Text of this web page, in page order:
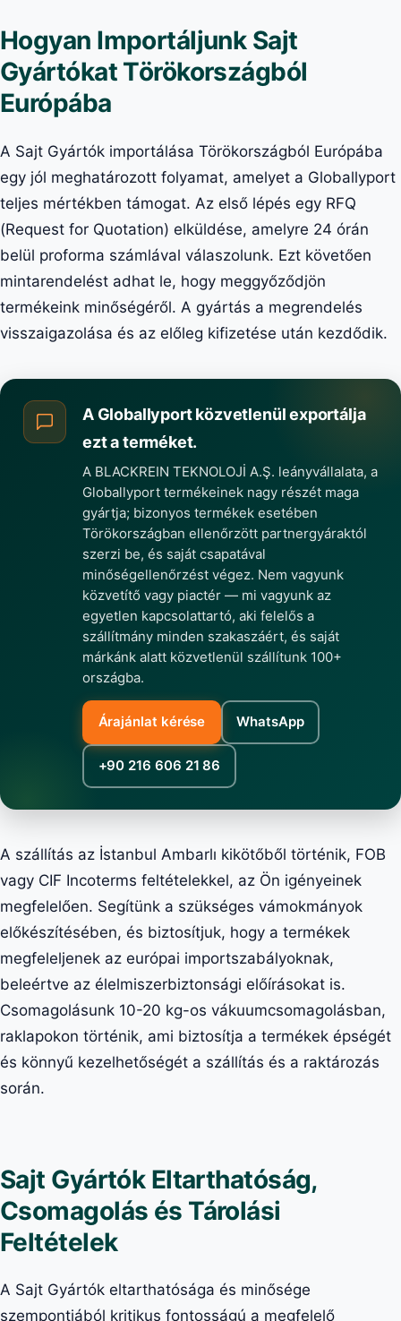
Hogyan Importáljunk Sajt
Gyártókat Törökországból
Európába
A Sajt Gyártók importálása Törökországból Európába
egy jól meghatározott folyamat, amelyet a Globallyport
teljes mértékben támogat. Az első lépés egy RFQ
(Request for Quotation) elküldése, amelyre 24 órán
belül proforma számlával válaszolunk. Ezt követően
mintarendelést adhat le, hogy meggyőződjön
termékeink minőségéről. A gyártás a megrendelés
visszaigazolása és az előleg kifizetése után kezdődik.
A Globallyport közvetlenül exportálja
ezt a terméket.
A BLACKREIN TEKNOLOJİ A.Ş. leányvállalata, a
Globallyport termékeinek nagy részét maga
gyártja; bizonyos termékek esetében
Törökországban ellenőrzött partnergyáraktól
szerzi be, és saját csapatával
minőségellenőrzést végez. Nem vagyunk
közvetítő vagy piactér — mi vagyunk az
egyetlen kapcsolattartó, aki felelős a
szállítmány minden szakaszáért, és saját
márkánk alatt közvetlenül szállítunk 100+
országba.
Árajánlat kérése WhatsApp
+90 216 606 21 86
A szállítás az İstanbul Ambarlı kikötőből történik, FOB
vagy CIF Incoterms feltételekkel, az Ön igényeinek
megfelelően. Segítünk a szükséges vámokmányok
előkészítésében, és biztosítjuk, hogy a termékek
megfeleljenek az európai importszabályoknak,
beleértve az élelmiszerbiztonsági előírásokat is.
Csomagolásunk 10-20 kg-os vákuumcsomagolásban,
raklapokon történik, ami biztosítja a termékek épségét
és könnyű kezelhetőségét a szállítás és a raktározás
során.
Sajt Gyártók Eltarthatóság,
Csomagolás és Tárolási
Feltételek
A Sajt Gyártók eltarthatósága és minősége
szempontjából kritikus fontosságú a megfelelő